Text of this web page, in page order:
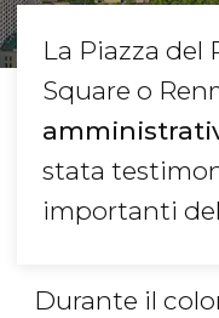
La Piazza del
Square o
stata
importanti
Durante il